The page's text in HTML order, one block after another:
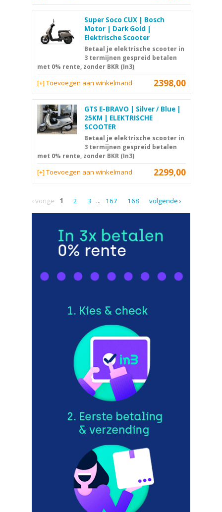
Super Soco CUX | Bosch
Motor | Dark Gold |
Elektrische Scooter
Betaal je elektrische scooter in
3 termijnen gespreid betalen
met 0% rente, zonder BKR (In3)
2398,00
[+] Toevoegen aan winkelmand
GTS E-BRAVO | Silver / Blue |
25KM | ELEKTRISCHE
SCOOTER
Betaal je elektrische scooter in
3 termijnen gespreid betalen
met 0% rente, zonder BKR (In3)
2299,00
[+] Toevoegen aan winkelmand
‹ vorige 1 2 3 ... 167 168 volgende ›